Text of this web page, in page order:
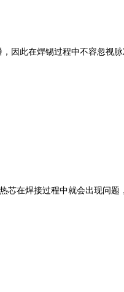
因此在焊锡过程中不容忽视
芯在焊接过程中就会出现问